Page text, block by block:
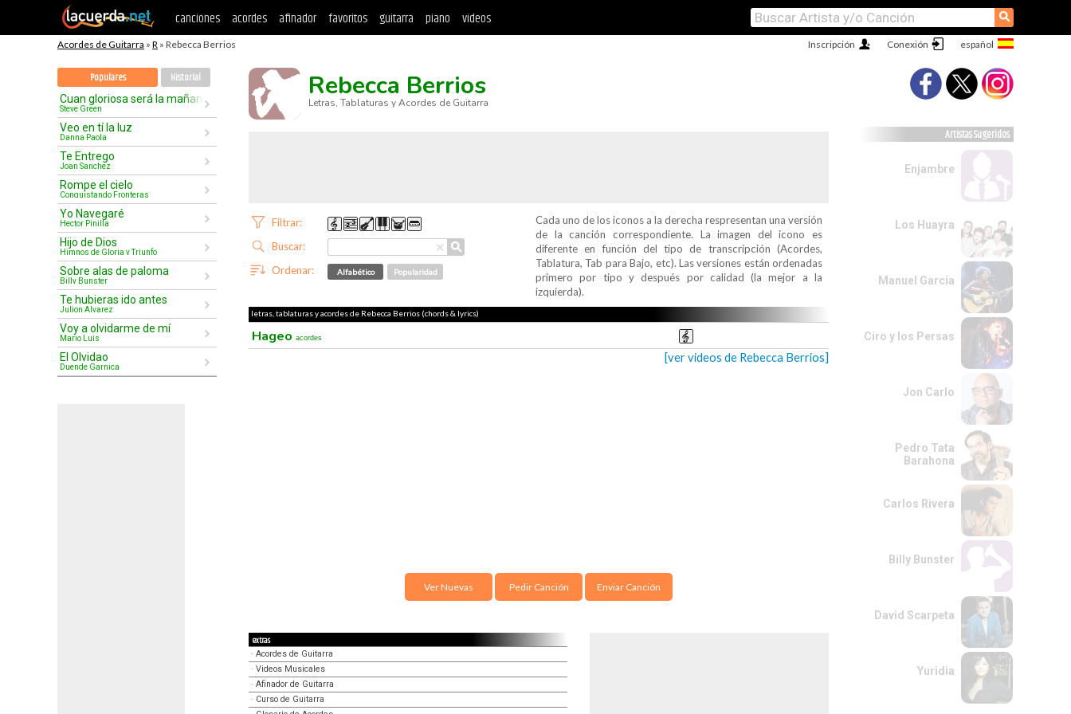
canciones acordes afinador favoritos guitarra piano videos ⚲
Acordes de Guitarra » R » Rebecca Berrios Conexión
Inscripción
Populares Historial
Cuan gloriosa será la mañana
Steve Green
Veo en tí la luz
Danna Paola
Te Entrego
Joan Sanchez
Rompe el cielo
Conquistando Fronteras
Yo Navegaré
Hector Pinilla
Hijo de Dios
Himnos de Gloria y Triunfo
Sobre alas de paloma
Billy Bunster
Te hubieras ido antes
Julion Alvarez
Voy a olvidarme de mí
Mario Luis
El Olvidao
Duende Garnica
Rebecca Berrios
Letras, Tablaturas y Acordes de Guitarra
Filtrar:
×
Buscar: ⚲
Ordenar: Alfabético Popularidad
Cada uno de los iconos a la derecha respresentan una versión
de la canción correspondiente. La imagen del icono es
diferente en función del tipo de transcripción (Acordes,
Tablatura, Tab para Bajo, etc). Las versiones están ordenadas
primero por tipo y después por calidad (la mejor a la
izquierda).
letras, tablaturas y acordes de Rebecca Berrios (chords & lyrics)
Hageo acordes
[ver videos de Rebecca Berrios]
Ver Nuevas Pedir Canción Enviar Canción
extras
· Acordes de Guitarra
· Videos Musicales
· Afinador de Guitarra
· Curso de Guitarra
Artistas Sugeridos
Enjambre
Los Huayra
Manuel García
Ciro y los Persas
Jon Carlo
Pedro Tata
Barahona
Carlos Rivera
Billy Bunster
David Scarpeta
Yuridia